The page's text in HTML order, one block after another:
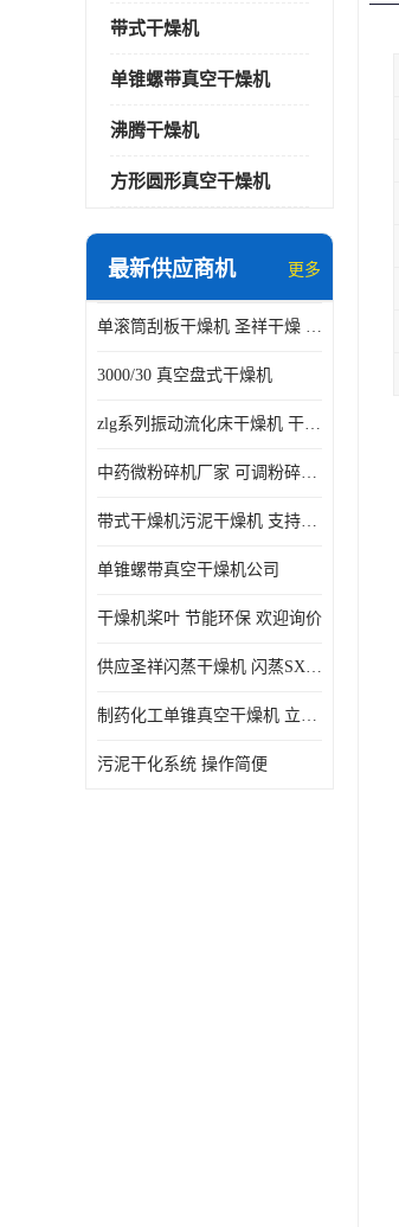
带式干燥机
单锥螺带真空干燥机
沸腾干燥机
方形圆形真空干燥机
最新供应商机 更多
单滚筒刮板干燥机 圣祥干燥 单辊
3000/30 真空盘式干燥机
zlg系列振动流化床干燥机 干燥速率 粉体干燥
中药微粉碎机厂家 可调粉碎粒度
带式干燥机污泥干燥机 支持定制 价格优惠
单锥螺带真空干燥机公司
干燥机桨叶 节能环保 欢迎询价
供应圣祥闪蒸干燥机 闪蒸SXG-16型干燥机
制药化工单锥真空干燥机 立式锥形螺带搅拌式真空烘干机
污泥干化系统 操作简便